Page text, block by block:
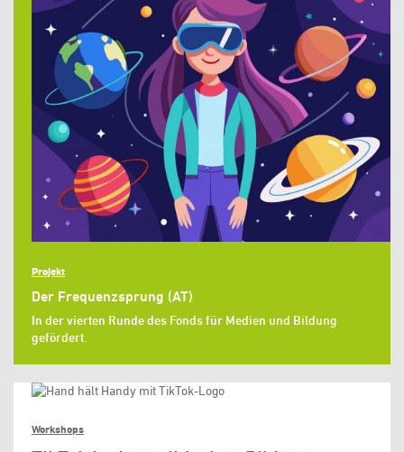
Projekt
Der Frequenzsprung (AT)
In der vierten Runde des Fonds für Medien und Bildung
gefördert.
Workshops